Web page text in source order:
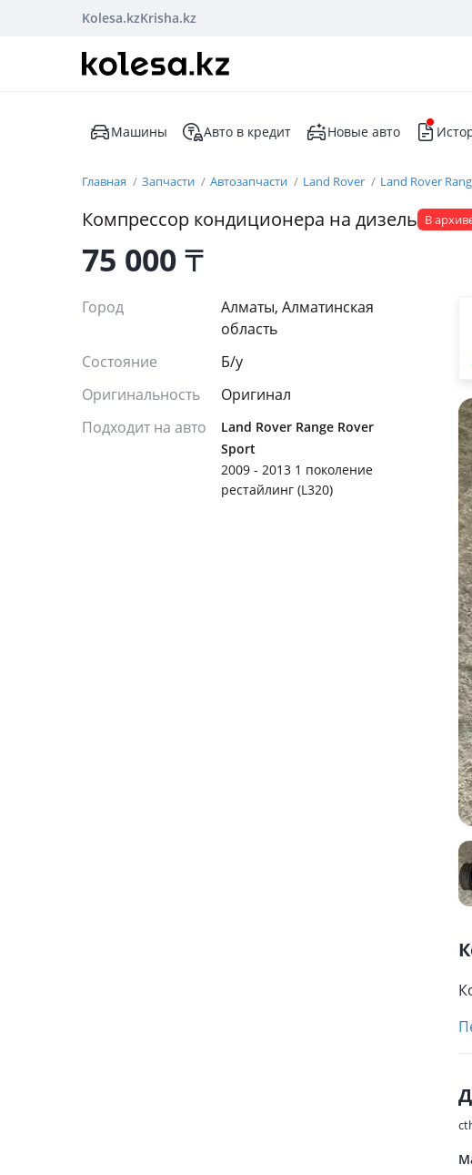
Kolesa.kzKrisha.kz
Машины Авто в кредит Новые авто
Главная Запчасти Автозапчасти Land Rover Land Rover
Компрессор кондиционера на дизель В
75 000₸
Город
Алматы, Алматинская
область
Состояние
Б/y
Оригинальность
Оригинал
Подходит на авто
Land Rover Range Rover
Sport
2009 - 2013 1 поколение
рестайлинг (L320)